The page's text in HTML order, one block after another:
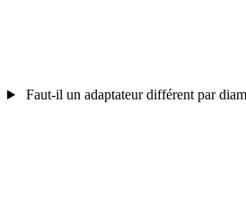
Faut-il un adaptateur différent par